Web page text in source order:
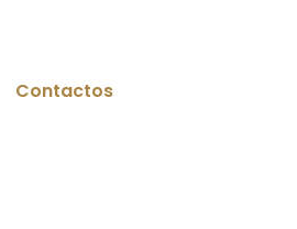
Contactos